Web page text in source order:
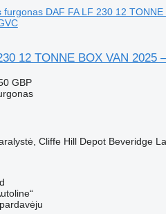
12 TONNE BOX VAN 2025
GBP
Cliffe Hill Depot Beveridge